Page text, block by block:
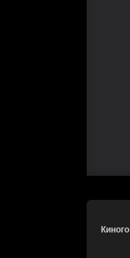
Киного